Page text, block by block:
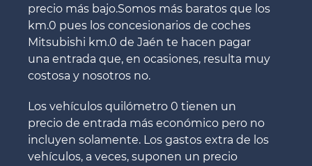
precio más bajo.Somos más baratos que los
km.0 pues los concesionarios de coches
Mitsubishi km.0 de Jaén te hacen pagar
una entrada que, en ocasiones, resulta muy
costosa y nosotros no.
Los vehículos quilómetro 0 tienen un
precio de entrada más económico pero no
incluyen solamente. Los gastos extra de los
vehículos, a veces, suponen un precio